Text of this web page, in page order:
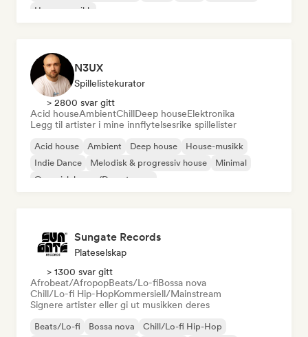
House-musikk
N3UX
Spillelistekurator
> 2800 svar gitt
Acid houseAmbientChillDeep houseElektronika
Legg til artister i mine innflytelsesrike spillelister
Acid house Ambient Deep house
House-musikk
Indie Dance
Melodisk & progressiv house
Minimal
Organisk house/Downtempo
Sungate Records
Plateselskap
> 1300 svar gitt
Afrobeat/AfropopBeats/Lo-fiBossa nova
Chill/Lo-fi Hip-HopKommersiell/Mainstream
Signere artister eller gi ut musikken deres
Beats/Lo-fi Bossa nova
Chill/Lo-fi Hip-Hop